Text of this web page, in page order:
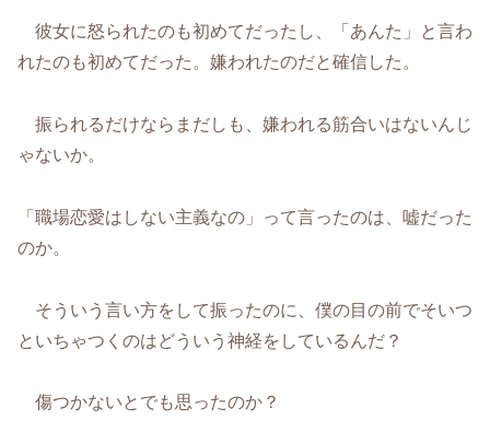
彼女に怒られたのも初めてだったし、「あんた」と言わ
れたのも初めてだった。嫌われたのだと確信した。
振られるだけならまだしも、嫌われる筋合いはないんじ
ゃないか。
「職場恋愛はしない主義なの」って言ったのは、嘘だった
のか。
そういう言い方をして振ったのに、僕の目の前でそいつ
といちゃつくのはどういう神経をしているんだ？
傷つかないとでも思ったのか？